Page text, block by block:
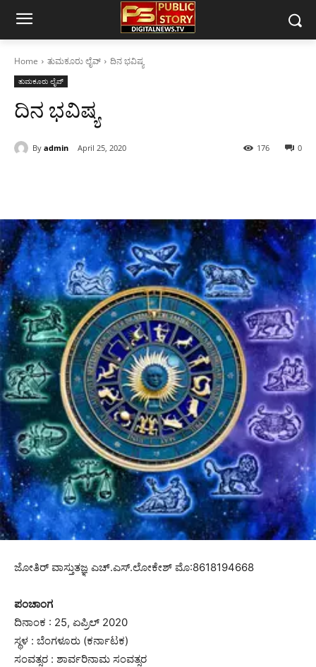
Home ತುಮಕೂರು ಲೈವ್ ದಿನ ಭವಿಷ್ಯ
ತುಮಕೂರು ಲೈವ್
ದಿನ ಭವಿಷ್ಯ
By admin April 25, 2020 0
176
ಜೋತಿರ್ ವಾಸ್ತುತಜ್ಞ ಎಚ್.ಎಸ್.ಲೋಕೇಶ್ ಮೊ:8618194668
ಪಂಚಾಂಗ
ದಿನಾಂಕ : 25, ಏಪ್ರಿಲ್ 2020
ಸ್ಥಳ : ಬೆಂಗಳೂರು (ಕರ್ನಾಟಕ)
ಸಂವತ್ಸರ : ಶಾರ್ವರಿನಾಮ ಸಂವತ್ಸರ